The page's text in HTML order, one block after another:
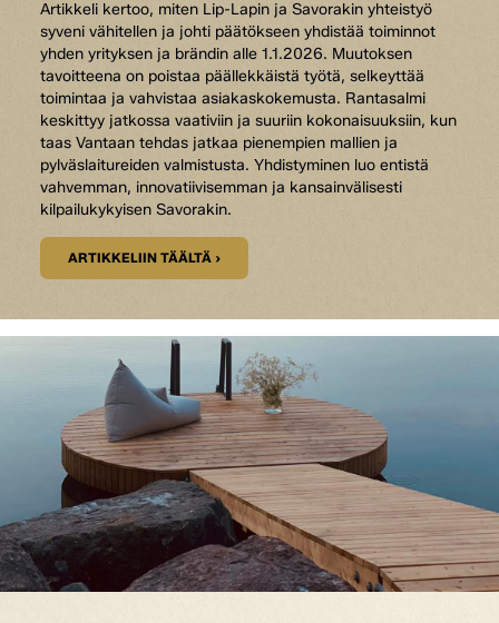
Artikkeli kertoo, miten Lip-Lapin ja Savorakin yhteistyö
syveni vähitellen ja johti päätökseen yhdistää toiminnot
yhden yrityksen ja brändin alle 1.1.2026. Muutoksen
tavoitteena on poistaa päällekkäistä työtä, selkeyttää
toimintaa ja vahvistaa asiakaskokemusta. Rantasalmi
keskittyy jatkossa vaativiin ja suuriin kokonaisuuksiin, kun
taas Vantaan tehdas jatkaa pienempien mallien ja
pylväslaitureiden valmistusta. Yhdistyminen luo entistä
vahvemman, innovatiivisemman ja kansainvälisesti
kilpailukykyisen Savorakin.
ARTIKKELIIN TÄÄLTÄ ›